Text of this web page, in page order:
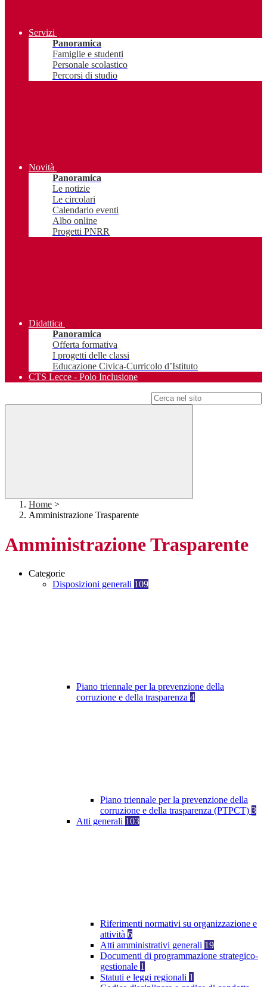
Servizi
Panoramica
Famiglie e studenti
Personale scolastico
Percorsi di studio
Novità
Panoramica
Le notizie
Le circolari
Calendario eventi
Albo online
Progetti PNRR
Didattica
Panoramica
Offerta formativa
I progetti delle classi
Educazione Civica-Curricolo d’Istituto
CTS Lecce - Polo Inclusione
Home >
Amministrazione Trasparente
Amministrazione Trasparente
Categorie
Disposizioni generali 109
Piano triennale per la prevenzione della
corruzione e della trasparenza 4
Piano triennale per la prevenzione della
corruzione e della trasparenza (PTPCT) 3
Atti generali 103
Riferimenti normativi su organizzazione e
attività 6
Atti amministrativi generali 19
Documenti di programmazione strategico-
gestionale 1
Statuti e leggi regionali 1